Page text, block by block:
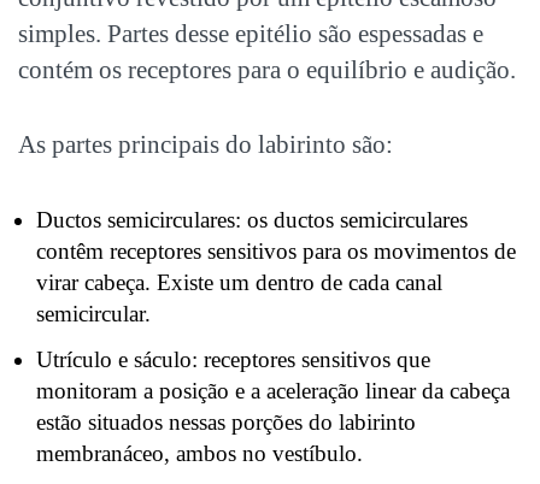
simples. Partes desse epitélio são espessadas e
contém os receptores para o equilíbrio e audição.
As partes principais do labirinto são:
Ductos semicirculares: os ductos semicirculares
contêm receptores sensitivos para os movimentos de
virar cabeça. Existe um dentro de cada canal
semicircular.
Utrículo e sáculo: receptores sensitivos que
monitoram a posição e a aceleração linear da cabeça
estão situados nessas porções do labirinto
membranáceo, ambos no vestíbulo.